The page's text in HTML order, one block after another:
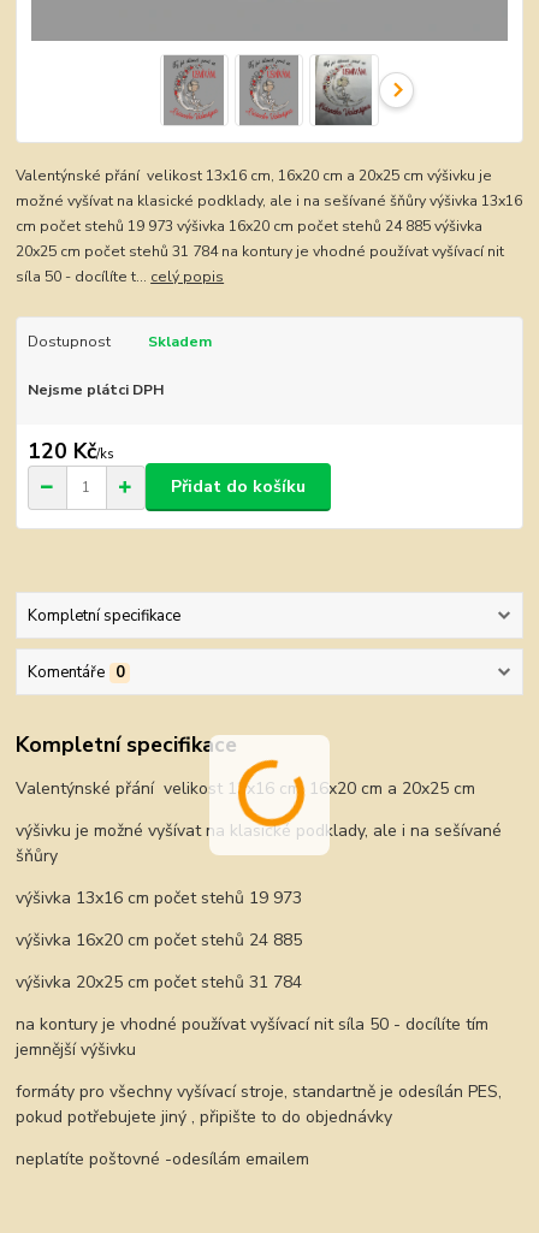
Valentýnské přání velikost 13x16 cm, 16x20 cm a 20x25 cm výšivku je
možné vyšívat na klasické podklady, ale i na sešívané šňůry výšivka 13x16
cm počet stehů 19 973 výšivka 16x20 cm počet stehů 24 885 výšivka
20x25 cm počet stehů 31 784 na kontury je vhodné používat vyšívací nit
síla 50 - docílíte t... celý popis
Dostupnost Skladem
Nejsme plátci DPH
120 Kč/ks
Přidat do košíku
Kompletní specifikace
Komentáře 0
Kompletní specifikace
Valentýnské přání velikost 13x16 cm, 16x20 cm a 20x25 cm
výšivku je možné vyšívat na klasické podklady, ale i na sešívané
šňůry
výšivka 13x16 cm počet stehů 19 973
výšivka 16x20 cm počet stehů 24 885
výšivka 20x25 cm počet stehů 31 784
na kontury je vhodné používat vyšívací nit síla 50 - docílíte tím
jemnější výšivku
formáty pro všechny vyšívací stroje, standartně je odesílán PES,
pokud potřebujete jiný , připište to do objednávky
neplatíte poštovné -odesílám emailem